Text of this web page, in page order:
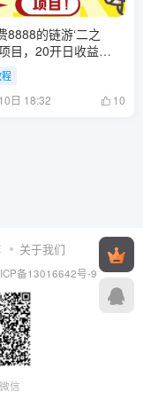
8888的链游‘二之
目，20开日收益
细操作教程】
日 18:32 10
关于我们
备13016642号-9
信